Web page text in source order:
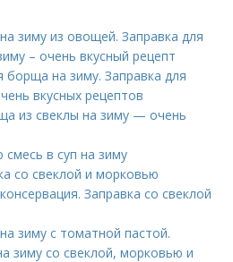
зиму из овощей. Заправка для
– очень вкусный рецепт
борща на зиму. Заправка для
вкусных рецептов
из свеклы на зиму — очень
в суп на зиму
со свеклой и морковью
Заправка со свеклой
зиму с томатной пастой.
зиму со свеклой, морковью и